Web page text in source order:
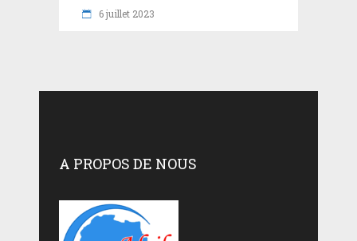
6 juillet 2023
A PROPOS DE NOUS